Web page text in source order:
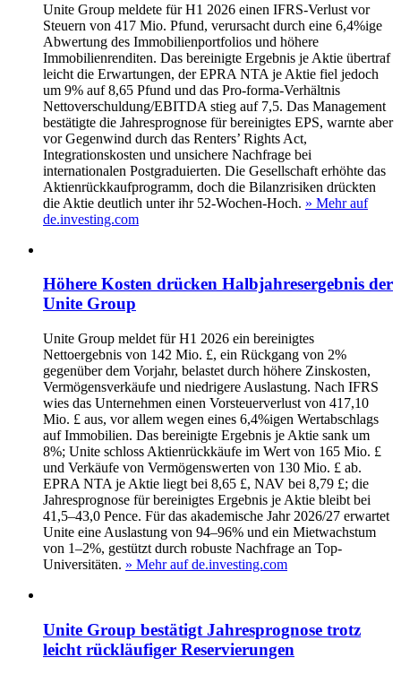
Unite Group meldete für H1 2026 einen IFRS‑Verlust vor
Steuern von 417 Mio. Pfund, verursacht durch eine 6,4%ige
Abwertung des Immobilienportfolios und höhere
Immobilienrenditen. Das bereinigte Ergebnis je Aktie übertraf
leicht die Erwartungen, der EPRA NTA je Aktie fiel jedoch
um 9% auf 8,65 Pfund und das Pro‑forma‑Verhältnis
Nettoverschuldung/EBITDA stieg auf 7,5. Das Management
bestätigte die Jahresprognose für bereinigtes EPS, warnte aber
vor Gegenwind durch das Renters’ Rights Act,
Integrationskosten und unsichere Nachfrage bei
internationalen Postgraduierten. Die Gesellschaft erhöhte das
Aktienrückkaufprogramm, doch die Bilanzrisiken drückten
die Aktie deutlich unter ihr 52‑Wochen‑Hoch. » Mehr auf
de.investing.com
Höhere Kosten drücken Halbjahresergebnis der
Unite Group
Unite Group meldet für H1 2026 ein bereinigtes
Nettoergebnis von 142 Mio. £, ein Rückgang von 2%
gegenüber dem Vorjahr, belastet durch höhere Zinskosten,
Vermögensverkäufe und niedrigere Auslastung. Nach IFRS
wies das Unternehmen einen Vorsteuerverlust von 417,10
Mio. £ aus, vor allem wegen eines 6,4%igen Wertabschlags
auf Immobilien. Das bereinigte Ergebnis je Aktie sank um
8%; Unite schloss Aktienrückkäufe im Wert von 165 Mio. £
und Verkäufe von Vermögenswerten von 130 Mio. £ ab.
EPRA NTA je Aktie liegt bei 8,65 £, NAV bei 8,79 £; die
Jahresprognose für bereinigtes Ergebnis je Aktie bleibt bei
41,5–43,0 Pence. Für das akademische Jahr 2026/27 erwartet
Unite eine Auslastung von 94–96% und ein Mietwachstum
von 1–2%, gestützt durch robuste Nachfrage an Top-
Universitäten. » Mehr auf de.investing.com
Unite Group bestätigt Jahresprognose trotz
leicht rückläufiger Reservierungen